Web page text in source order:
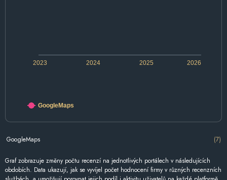
2024 2026
2023 2025
GoogleMaps
GoogleMaps (7)
Graf zobrazuje změny počtu recenzí na jednotlivých portálech v následujících
obdobích. Data ukazují, jak se vyvíjel počet hodnocení firmy v různých recenzních